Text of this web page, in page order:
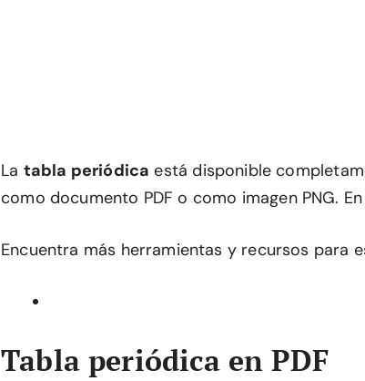
La tabla periódica está disponible
como documento PDF o como imagen PNG.
Encuentra más herramientas y recursos para
Tabla periódica en PDF